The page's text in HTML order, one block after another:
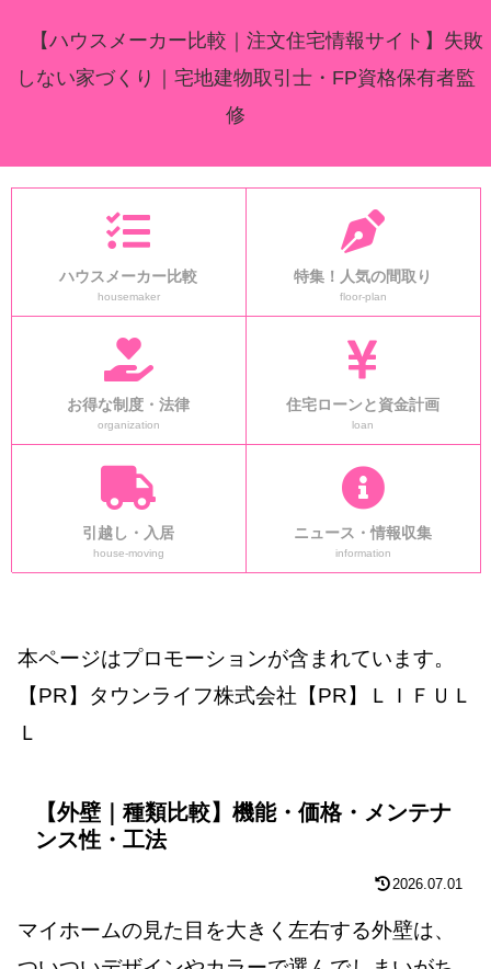
【ハウスメーカー比較｜注文住宅情報サイト】失敗
しない家づくり｜宅地建物取引士・FP資格保有者監
修
ハウスメーカー比較
housemaker
特集！人気の間取り
floor-plan
お得な制度・法律
organization
住宅ローンと資金計画
loan
引越し・入居
house-moving
ニュース・情報収集
information
本ページはプロモーションが含まれています。
【PR】タウンライフ株式会社【PR】ＬＩＦＵＬ
Ｌ
【外壁｜種類比較】機能・価格・メンテナ
ンス性・工法
2026.07.01
マイホームの見た目を大きく左右する外壁は、